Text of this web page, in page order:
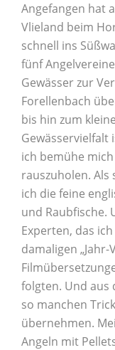
Angefangen hat
Vlieland beim
schnell ins
fünf
Gewässer zur
Forellenbach
bis hin zum
Gewässervielfalt
ich bemühe
rauszuholen.
ich die feine
und Raubfische.
Experten, das
damaligen „Jahr-
folgten. Und aus
so manchen
übernehmen.
Angeln mit